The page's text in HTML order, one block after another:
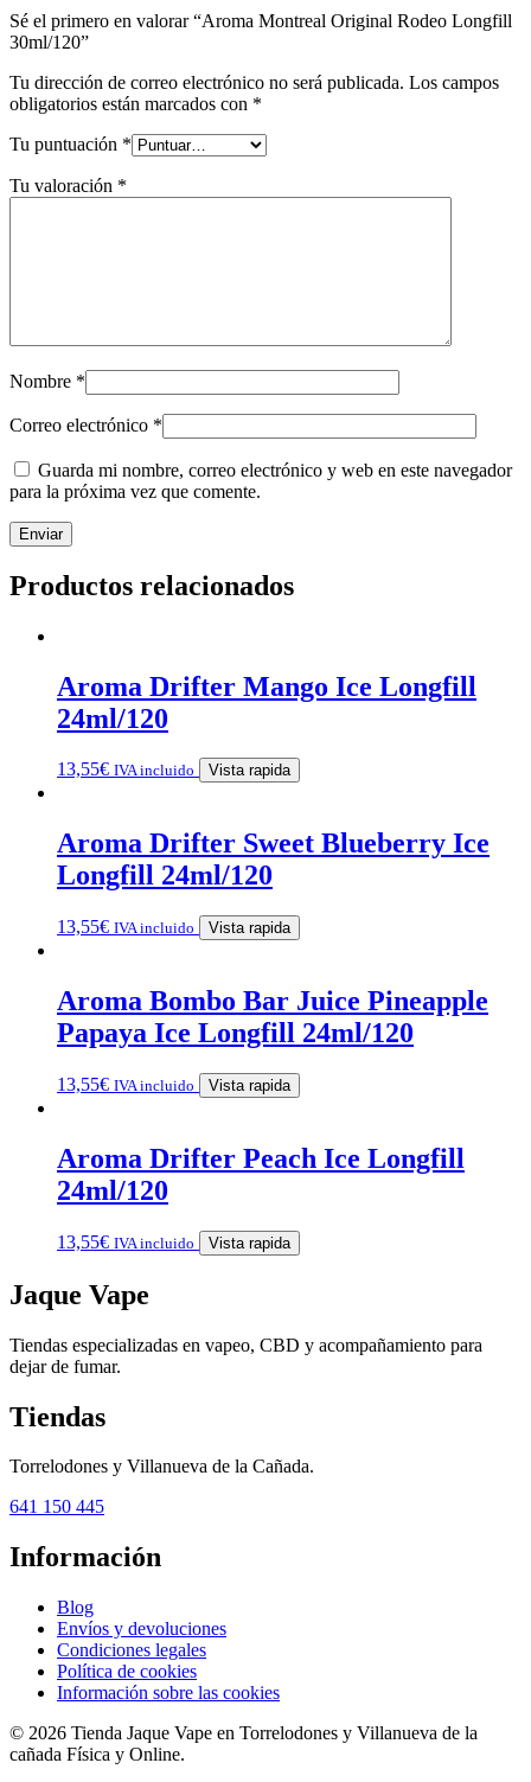
Sé el primero en valorar “Aroma Montreal Original Rodeo Longfill
30ml/120”
Tu dirección de correo electrónico no será publicada. Los campos
obligatorios están marcados con *
Tu puntuación *
Tu valoración *
Nombre *
Correo electrónico *
Guarda mi nombre, correo electrónico y web en este navegador
para la próxima vez que comente.
Productos relacionados
Aroma Drifter Mango Ice Longfill
24ml/120
13,55€ IVA incluido Vista rapida
Aroma Drifter Sweet Blueberry Ice
Longfill 24ml/120
13,55€ IVA incluido Vista rapida
Aroma Bombo Bar Juice Pineapple
Papaya Ice Longfill 24ml/120
13,55€ IVA incluido Vista rapida
Aroma Drifter Peach Ice Longfill
24ml/120
13,55€ IVA incluido Vista rapida
Jaque Vape
Tiendas especializadas en vapeo, CBD y acompañamiento para
dejar de fumar.
Tiendas
Torrelodones y Villanueva de la Cañada.
641 150 445
Información
Blog
Envíos y devoluciones
Condiciones legales
Política de cookies
Información sobre las cookies
© 2026 Tienda Jaque Vape en Torrelodones y Villanueva de la
cañada Física y Online.